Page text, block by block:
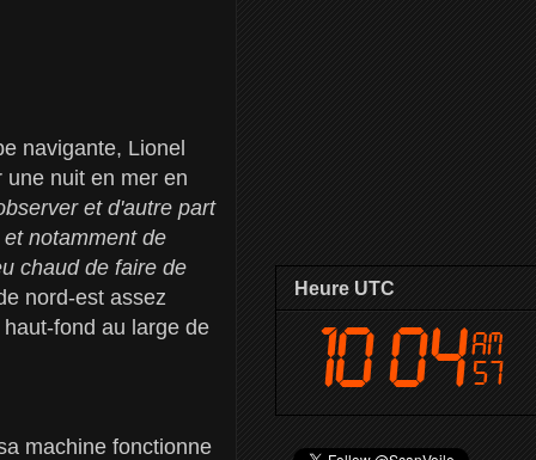
navigante, Lionel
nuit en mer en
et d'autre part
notamment de
chaud de faire de
nord-est assez
fond au large de
machine fonctionne
Heure UTC